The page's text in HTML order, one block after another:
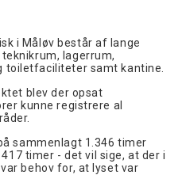
i Måløv består af lange
lagerrum,
toiletfaciliteter samt kantine.
blev der opsat
kunne registrere al
sammenlagt 1.346 timer
timer - det vil sige, at der i
behov for, at lyset var